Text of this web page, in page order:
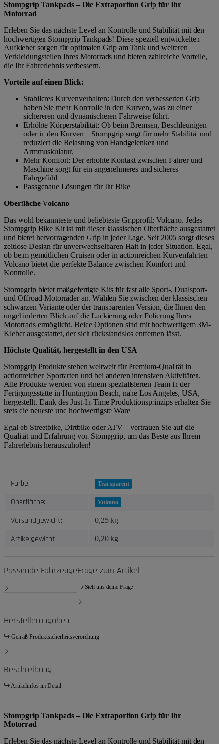
Stompgrip Tankpads – Die Extraportion Grip für Ihr
Motorrad
Erleben Sie das nächste Level an Kontrolle und Stabilität mit den
hochwertigen Stompgrip Tankpads! Diese speziell entwickelten
Aufkleber sorgen für optimalen Grip am Tank und weiteren
Verkleidungsteilen Ihres Motorrads und bieten zahlreiche Vorteile,
die Ihr Fahrerlebnis verbessern.
Vorteile auf einen Blick:
Stabileres Kurvenverhalten: Durch den verbesserten Grip
haben Sie mehr Kontrolle in den Kurven, was zu einer
sichereren und dynamischeren Fahrweise führt.
Erhöhte Körperstabilität: Ob beim Bremsen, Beschleunigen
oder in den Kurven – Stompgrip sorgt für mehr Stabilität und
reduziert die Belastung von Handgelenken und
Armmuskulatur.
Mehr Komfort: Der erhöhte Kontakt zwischen Fahrer und
Maschine sorgt für ein angenehmeres und sicheres
Fahrgefühl.
Passgenaue Lösungen für Ihr Bike
Oberfläche Volcano
Das wohl bekannteste und beliebteste Gripprofil: Volcano. Jedes
Stompgrip Bike Kit ist mit dieser klassischen Oberfläche ausgestattet
und bietet hervorragenden Grip in jeder Lage. Seit 2005 sorgt dieses
zeitlose Design für unverwechselbaren Halt in jeder Situation. Egal,
ob beim gemütlichen Cruisen oder in actionreichen Kurvenfahrten –
Volcano bietet die perfekte Balance zwischen Komfort und
Kontrolle.
Stompgrip bietet maßgefertigte Kits für fast alle Sport-, Dualsport-
und Offroad-Motorräder an. Wählen Sie zwischen der klassischen
schwarzen Variante oder der transparenten Version, die Ihnen den
ungehinderten Blick auf die Lackierung oder Folierung Ihres
Motorrads ermöglicht. Beide Optionen sind mit hochwertigem 3M-
Kleber ausgestattet, der sich rückstandslos entfernen lässt.
Höchste Qualität, hergestellt in den USA
Stompgrip Produkte stehen weltweit für Premium-Qualität in
actionreichen Sportarten und bei anderen intensiven Aktivitäten.
Alle Produkte werden von einem spezialisierten Team in der
Fertigungsstätte in Huntington Beach, nahe Los Angeles, USA,
hergestellt. Dank des Just-In-Time Produktionsprinzips erhalten Sie
stets die neueste und hochwertigste Ware.
Egal ob Streetbike, Dirtbike oder ATV – vertrauen Sie auf die
Qualität und Erfahrung von Stompgrip, um das Beste aus Ihrem
Fahrerlebnis herauszuholen!
Produkteigenschaft
Wert
Farbe: Transparent
Oberfläche: Vulcano
Versandgewicht: 0,25 kg
Artikelgewicht: 0,20 kg
Passende FahrzeugeFrage zum Artikel
Stell uns deine Frage
Herstellerangaben
Gemäß Produktsicherheitsverordnung
Beschreibung
Artikelinfos im Detail
Stompgrip Tankpads – Die Extraportion Grip für Ihr
Motorrad
Erleben Sie das nächste Level an Kontrolle und Stabilität mit den